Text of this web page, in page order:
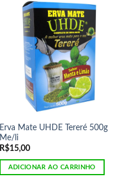
Erva Mate UHDE Tereré 500g
Me/li
R$15,00
ADICIONAR AO CARRINHO